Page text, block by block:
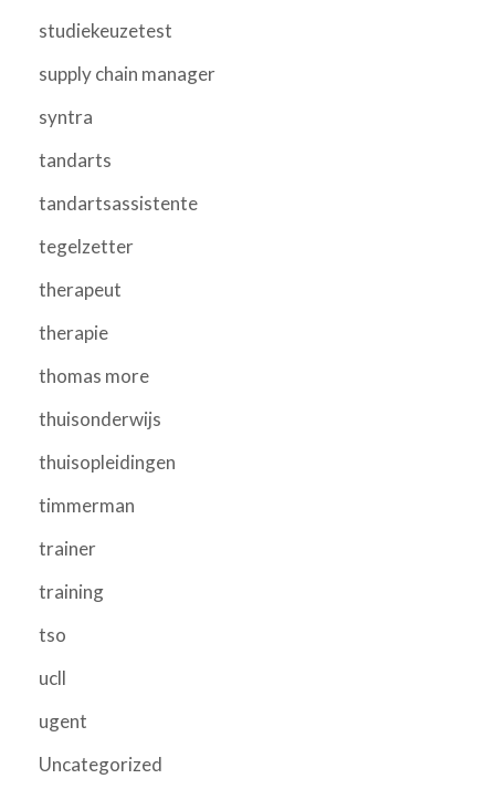
studiekeuzetest
supply chain manager
syntra
tandarts
tandartsassistente
tegelzetter
therapeut
therapie
thomas more
thuisonderwijs
thuisopleidingen
timmerman
trainer
training
tso
ucll
ugent
Uncategorized